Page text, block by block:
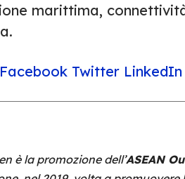
marittima,
Facebook Twitter LinkedIn
è la promozione dell’ASEAN